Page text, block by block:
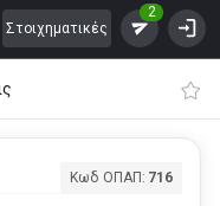
Στοιχηματικές
2
Κωδ ΟΠΑΠ: 716